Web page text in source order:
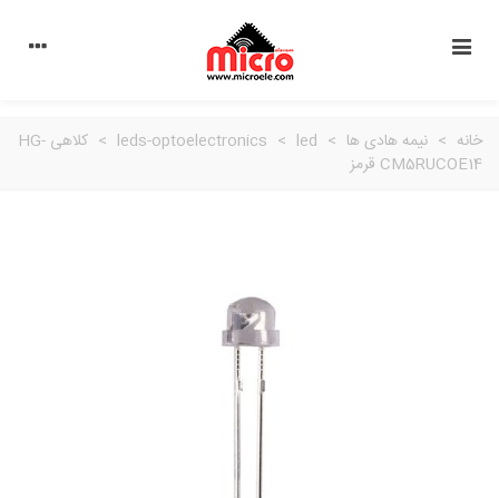
خانه > نیمه هادی ها >
leds-optoelectronics > led
>
کلاهی HG-
CM5RUCOE14 قرمز